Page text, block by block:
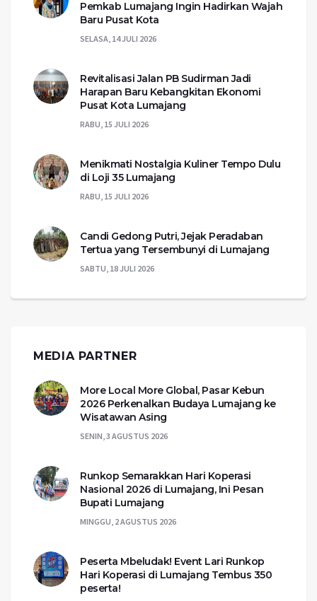
Pemkab Lumajang Ingin Hadirkan Wajah
Baru Pusat Kota
SELASA, 14 JULI 2026
Revitalisasi Jalan PB Sudirman Jadi
Harapan Baru Kebangkitan Ekonomi
Pusat Kota Lumajang
RABU, 15 JULI 2026
Menikmati Nostalgia Kuliner Tempo Dulu
di Loji 35 Lumajang
RABU, 15 JULI 2026
Candi Gedong Putri, Jejak Peradaban
Tertua yang Tersembunyi di Lumajang
SABTU, 18 JULI 2026
MEDIA PARTNER
More Local More Global, Pasar Kebun
2026 Perkenalkan Budaya Lumajang ke
Wisatawan Asing
SENIN, 3 AGUSTUS 2026
Runkop Semarakkan Hari Koperasi
Nasional 2026 di Lumajang, Ini Pesan
Bupati Lumajang
MINGGU, 2 AGUSTUS 2026
Peserta Mbeludak! Event Lari Runkop
Hari Koperasi di Lumajang Tembus 350
peserta!